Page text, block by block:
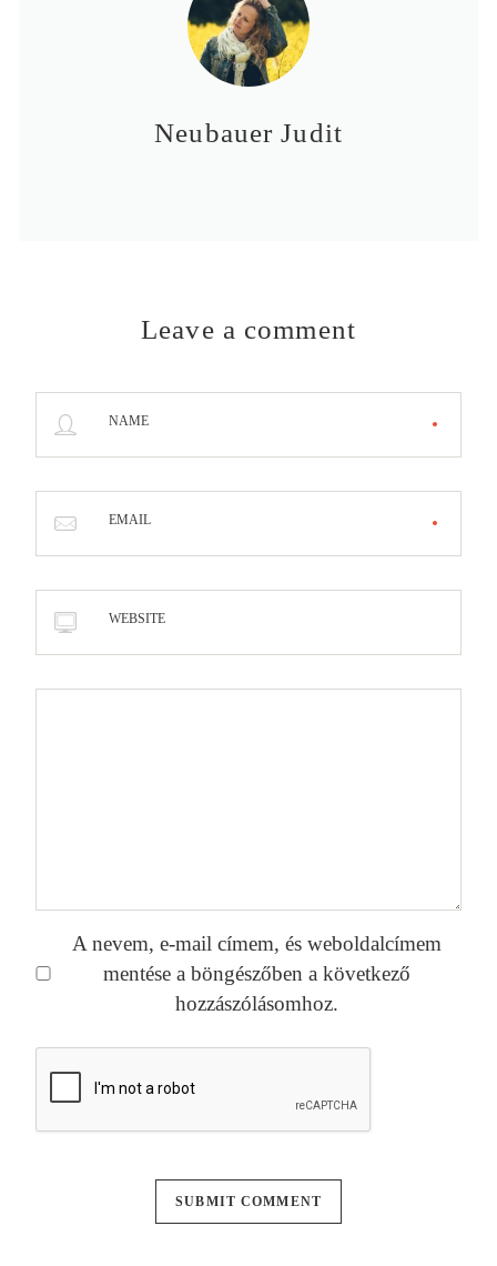
Neubauer Judit
Leave a comment
NAME
EMAIL
WEBSITE
A nevem, e-mail címem, és weboldalcímem
mentése a böngészőben a következő
hozzászólásomhoz.